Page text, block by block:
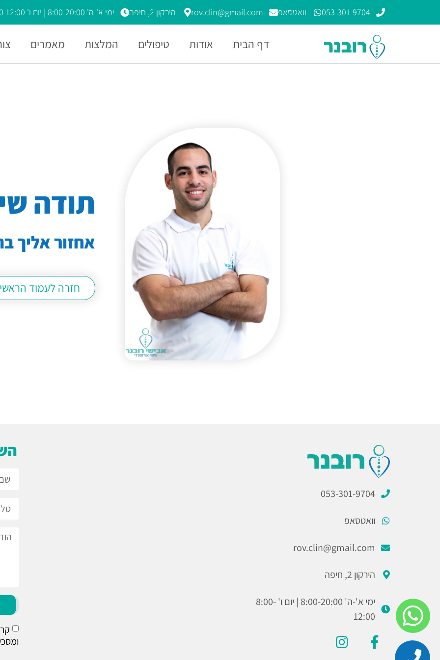
053-301-9704 וואטסאפ rov.clin@gmail.com הירקון 2, חיפה ימי א'-ה' 8:00-20:00 | יום ו' 8:00-12:00
דף הבית אודות טיפולים המלצות מאמרים
תודה
אחזור אליך
חזרה לעמוד הראשי
053-301-9704
וואטסאפ
rov.clin@gmail.com
הירקון 2, חיפה
ימי א'-ה' 8:00-20:00 | יום ו' 8:00-
12:00